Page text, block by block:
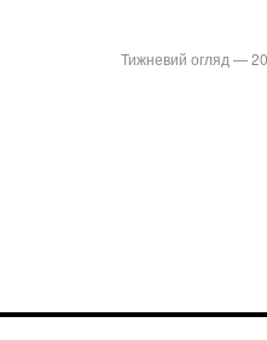
Тижневий огляд —